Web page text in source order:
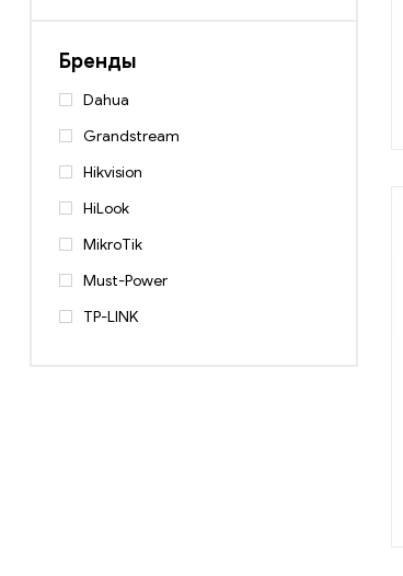
Бренды
Dahua
Grandstream
Hikvision
HiLook
MikroTik
Must-Power
TP-LINK